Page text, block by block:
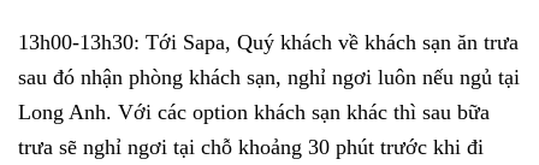
13h00-13h30: Tới Sapa, Quý khách về khách sạn ăn trưa
sau đó nhận phòng khách sạn, nghỉ ngơi luôn nếu ngủ tại
Long Anh. Với các option khách sạn khác thì sau bữa
trưa sẽ nghỉ ngơi tại chỗ khoảng 30 phút trước khi đi